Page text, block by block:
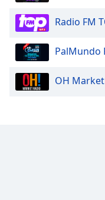
Radio FM
PalMundo
OH